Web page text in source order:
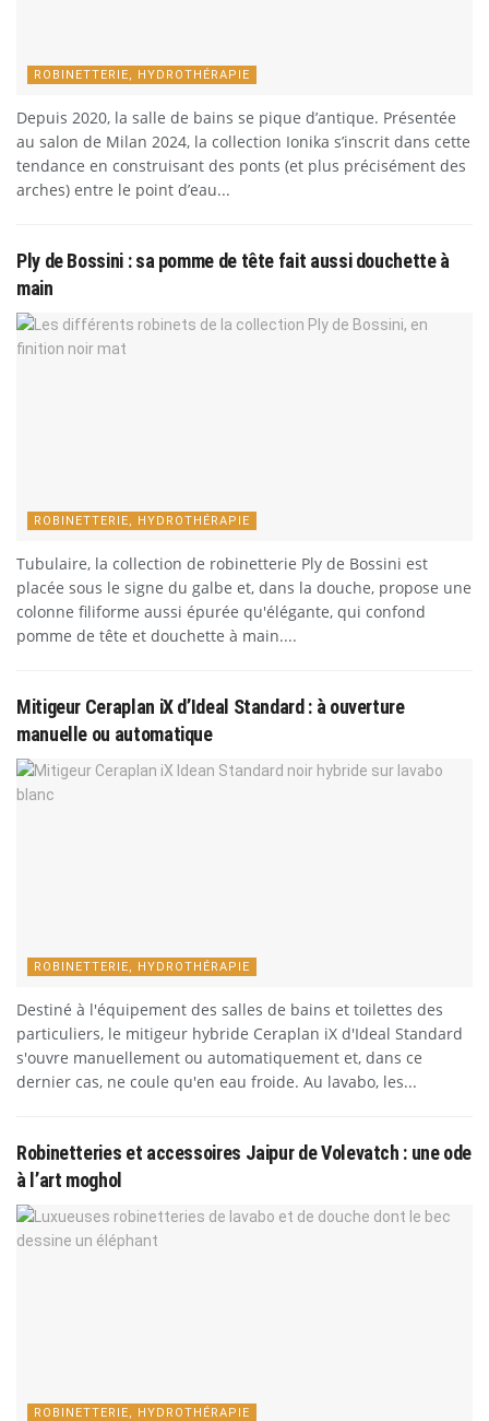
ROBINETTERIE, HYDROTHÉRAPIE
Depuis 2020, la salle de bains se pique d’antique. Présentée
au salon de Milan 2024, la collection Ionika s’inscrit dans cette
tendance en construisant des ponts (et plus précisément des
arches) entre le point d’eau...
Ply de Bossini : sa pomme de tête fait aussi douchette à
main
ROBINETTERIE, HYDROTHÉRAPIE
Tubulaire, la collection de robinetterie Ply de Bossini est
placée sous le signe du galbe et, dans la douche, propose une
colonne filiforme aussi épurée qu'élégante, qui confond
pomme de tête et douchette à main....
Mitigeur Ceraplan iX d’Ideal Standard : à ouverture
manuelle ou automatique
ROBINETTERIE, HYDROTHÉRAPIE
Destiné à l'équipement des salles de bains et toilettes des
particuliers, le mitigeur hybride Ceraplan iX d'Ideal Standard
s'ouvre manuellement ou automatiquement et, dans ce
dernier cas, ne coule qu'en eau froide. Au lavabo, les...
Robinetteries et accessoires Jaipur de Volevatch : une ode
à l’art moghol
ROBINETTERIE, HYDROTHÉRAPIE